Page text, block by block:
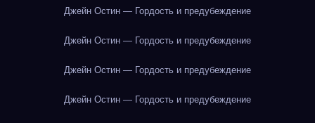
Джейн Остин — Гордость и предубеждение
Джейн Остин — Гордость и предубеждение
Джейн Остин — Гордость и предубеждение
Джейн Остин — Гордость и предубеждение